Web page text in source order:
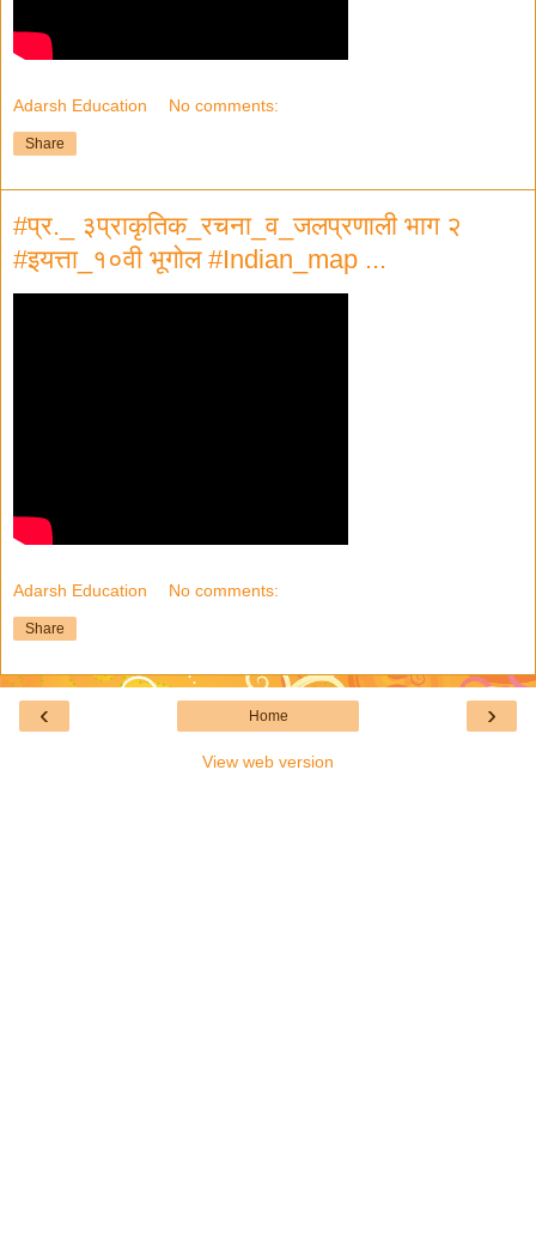
Adarsh Education No comments:
Share
#प्र._ ३प्राकृतिक_रचना_व_जलप्रणाली भाग २
#इयत्ता_१०वी भूगोल #Indian_map ...
Adarsh Education No comments:
Share
‹ ›
Home
View web version